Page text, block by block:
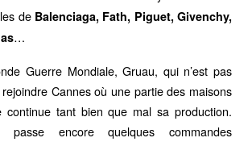
de Balenciaga, Fath, Piguet, Givenchy,
…
Guerre Mondiale, Gruau, qui n’est pas
Cannes où une partie des maisons
continue tant bien que mal sa production.
passe encore quelques commandes